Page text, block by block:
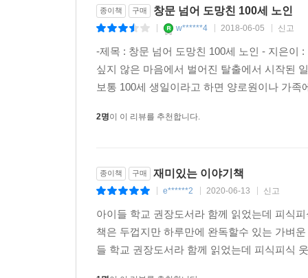
종이책 구매 창문 넘어 도망친 100세 노인
w******4 2018-06-05 신고
-제목 : 창문 넘어 도망친 100세 노인 - 지은이
싶지 않은 마음에서 벌어진 탈출에서 시작된
보통 100세 생일이라고 하면 양로원이나 가
2명이 이 리뷰를 추천합니다.
종이책 구매 재미있는 이야기책
e******2 2020-06-13 신고
아이들 학교 권장도서라 함께 읽었는데 피식
책은 두껍지만 하루만에 완독할수 있는 가벼
들 학교 권장도서라 함께 읽었는데 피식피식